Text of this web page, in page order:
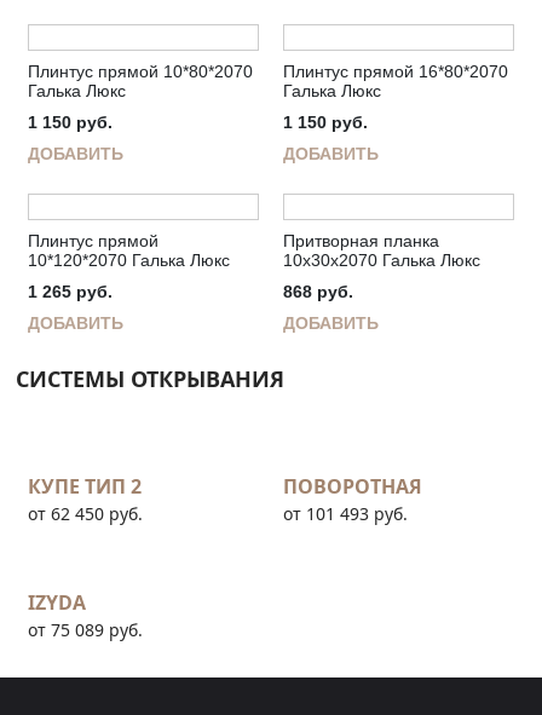
Плинтус прямой 10*80*2070
Галька Люкс
1 150 руб.
ДОБАВИТЬ
Плинтус прямой 16*80*2070
Галька Люкс
1 150 руб.
ДОБАВИТЬ
Плинтус прямой
10*120*2070 Галька Люкс
1 265 руб.
ДОБАВИТЬ
Притворная планка
10х30х2070 Галька Люкс
868 руб.
ДОБАВИТЬ
СИСТЕМЫ ОТКРЫВАНИЯ
КУПЕ ТИП 2
от 62 450 руб.
ПОВОРОТНАЯ
от 101 493 руб.
IZYDA
от 75 089 руб.